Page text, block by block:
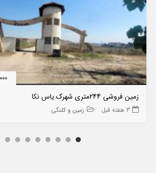
زمین فروشی 244متری شهرک یاس نکا
3 هفته قبل زمین و کلنگی